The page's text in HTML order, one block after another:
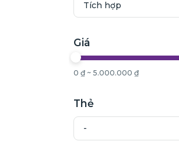
Giá
0 ₫ ~ 5.000.000 ₫
Thẻ